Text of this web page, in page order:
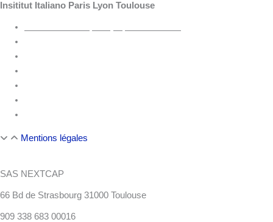
Insititut Italiano Paris Lyon Toulouse
Mentions légales
SAS NEXTCAP
66 Bd de Strasbourg 31000 Toulouse
909 338 683 00016